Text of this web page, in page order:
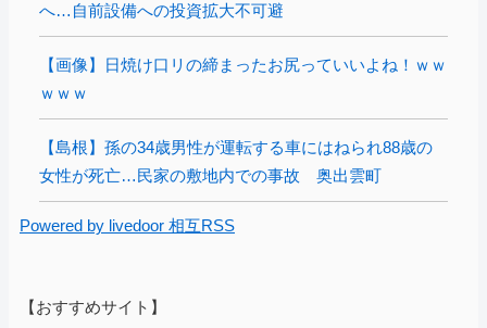
へ…自前設備への投資拡大不可避
【画像】日焼け口リの締まったお尻っていいよね！ｗｗ
ｗｗｗ
【島根】孫の34歳男性が運転する車にはねられ88歳の
女性が死亡…民家の敷地内での事故 奥出雲町
Powered by livedoor 相互RSS
【おすすめサイト】